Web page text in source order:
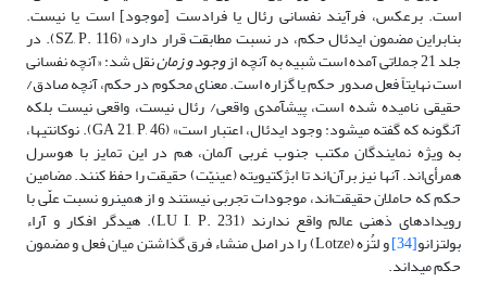
است. برعکس، فرآیند نفسانى رئال یا فرادست [موجود] است یا نیست.
بنابراین مضمون ایدئال حکم، در نسبت مطابقت قرار دارد» (SZ, P. 116). در
جلد 21 جملاتى آمده است شبیه به آنچه از وجود و زماننقل شد: «آنچه نفسانى
است نهایتاً فعل صدور حکم یا گزاره است. معنای محکوم در حکم، آنچه صادق/
حقیقى نامیده شده ‌است، پیش‏آمدى واقعى/ رئال نیست، واقعى نیست بلکه
آن‏گونه که گفته مى‏شود: وجود ایدئال، اعتبار است» (GA 21, P, 46). نوکانتى‏ها،
به ویژه نمایندگان مکتب جنوب غربى آلمان، هم در این تمایز با هوسرل
هم‏رأی‌اند. آنها نیز برآن‌اند تا ابژکتیویته (عینیّت) حقیقت را حفظ کنند. مضامین
حکم که حاملان حقیقت‌اند، موجودات تجربى نیستند و از همین‏رو نسبت علّى با
رویدادهاى ذهنى عالم واقع ندارند (LU I, P. 231). هیدگر افکار و آراء
بولتزانو[34] و لتُزه (Lotze) را در اصل منشاء فرق گذاشتن میان فعل و مضمون
حکم مى‏داند.